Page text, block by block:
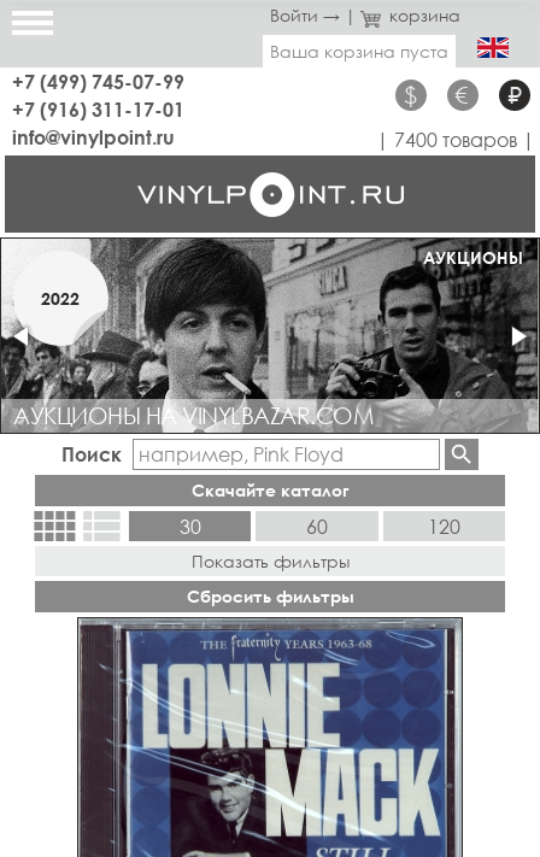
Войти → |
корзина
Ваша корзина пуста
+7 (499) 745-07-99
+7 (916) 311-17-01
$ € ₽
info@vinylpoint.ru | 7400 товаров |
МАГАЗИН ОТКРЫТ
МАРТ
2019
АУКЦИОНЫ
2022
АУКЦИОНЫ НА VINYLBAZAR.COM
Поиск
Скачайте каталог
view_comfyview_list 30 60 120
Показать фильтры
Сбросить фильтры